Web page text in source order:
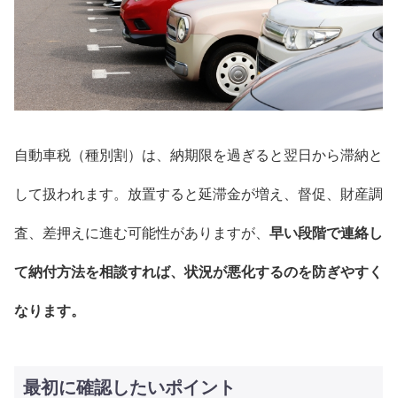
自動車税（種別割）は、納期限を過ぎると翌日から滞納と
して扱われます。放置すると延滞金が増え、督促、財産調
査、差押えに進む可能性がありますが、 早い段階で連絡し
て納付方法を相談すれば、状況が悪化するのを防ぎやすく
なります。
最初に確認したいポイント